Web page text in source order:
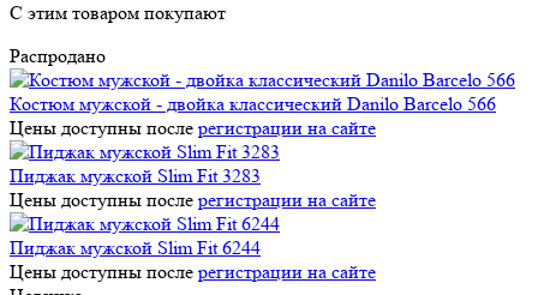
С этим товаром покупают
Распродано
Костюм мужской - двойка классический Danilo Barcelo 566
Цены доступны после регистрации на сайте
Пиджак мужской Slim Fit 3283
Цены доступны после регистрации на сайте
Пиджак мужской Slim Fit 6244
Цены доступны после регистрации на сайте